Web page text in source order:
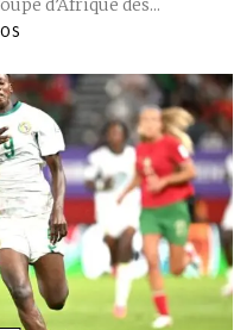
d’Afrique des...